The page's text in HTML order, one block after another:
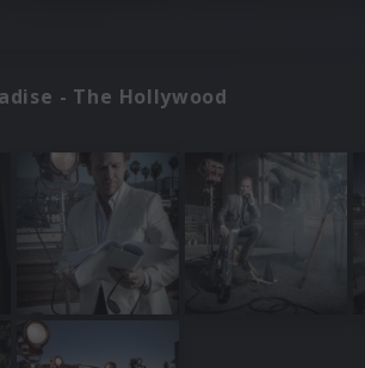
- The Hollywood